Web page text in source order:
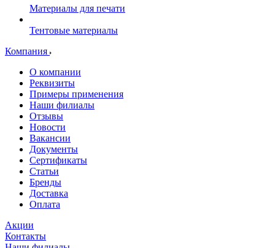
Материалы для печати
Тентовые материалы
Компания
О компании
Реквизиты
Примеры применения
Наши филиалы
Отзывы
Новости
Вакансии
Документы
Cертификаты
Статьи
Бренды
Доставка
Оплата
Акции
Контакты